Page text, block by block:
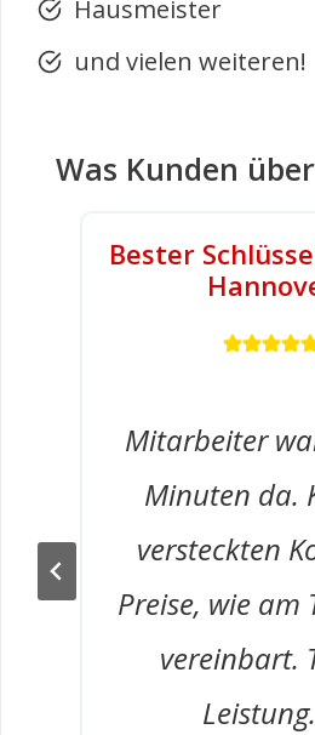
Hausmeister
und vielen weiteren!
Was Kunden
Bester
Mitarbeiter
Minuten da.
versteckten
Preise, wie am
vereinbart.
Leistung.